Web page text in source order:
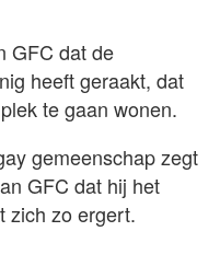
GFC dat de
heeft geraakt, dat
te gaan wonen.
gemeenschap zegt
GFC dat hij het
zich zo ergert.